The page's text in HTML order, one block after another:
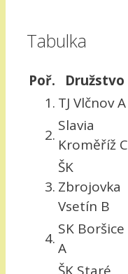
Tabulka
Poř. Družstvo
1. TJ Vlčnov A
2.
Slavia
Kroměříž C
3.
ŠK
Zbrojovka
Vsetín B
4.
SK Boršice
A
ŠK Staré